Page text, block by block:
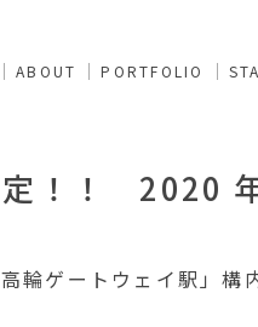
ABOUT PORTFOLIO
！！ 2020
ゲートウェイ駅」